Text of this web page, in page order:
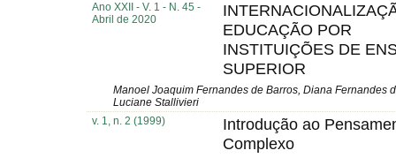
Ano XXII - V. 1 - N. 45 -
Abril de 2020
EDUCAÇÃO POR
INSTITUIÇÕES DE
SUPERIOR
Manoel Joaquim Fernandes de Barros, Diana Fernandes
Luciane Stallivieri
v. 1, n. 2 (1999)
Introdução ao
Complexo